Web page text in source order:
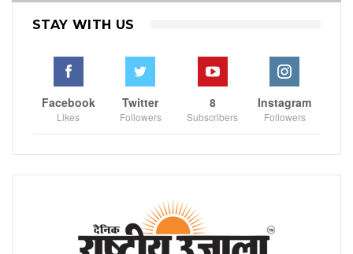
STAY WITH US
Facebook
Likes
Twitter
Followers
8
Subscribers
Instagram
Followers